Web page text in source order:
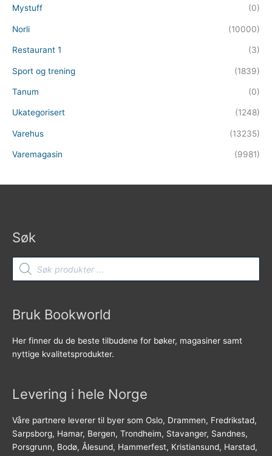
Mystuff (0)
Norli (10000)
Restaurant 1 (3)
Sport og trening (1839)
Tanum (0)
Ukategorisert (1248)
Varehus (13235)
Varemagasin (9981)
Søk
Products
search
Bruk Bookworld
Her finner du de beste tilbudene for bøker, magasiner samt
nyttige kvalitetsprodukter.
Levering i hele Norge
Våre partnere leverer til byer som Oslo, Drammen, Fredrikstad,
Sarpsborg, Hamar, Bergen, Trondheim, Stavanger, Sandnes,
Porsgrunn, Bodø, Ålesund, Hammerfest, Kristiansund, Harstad,